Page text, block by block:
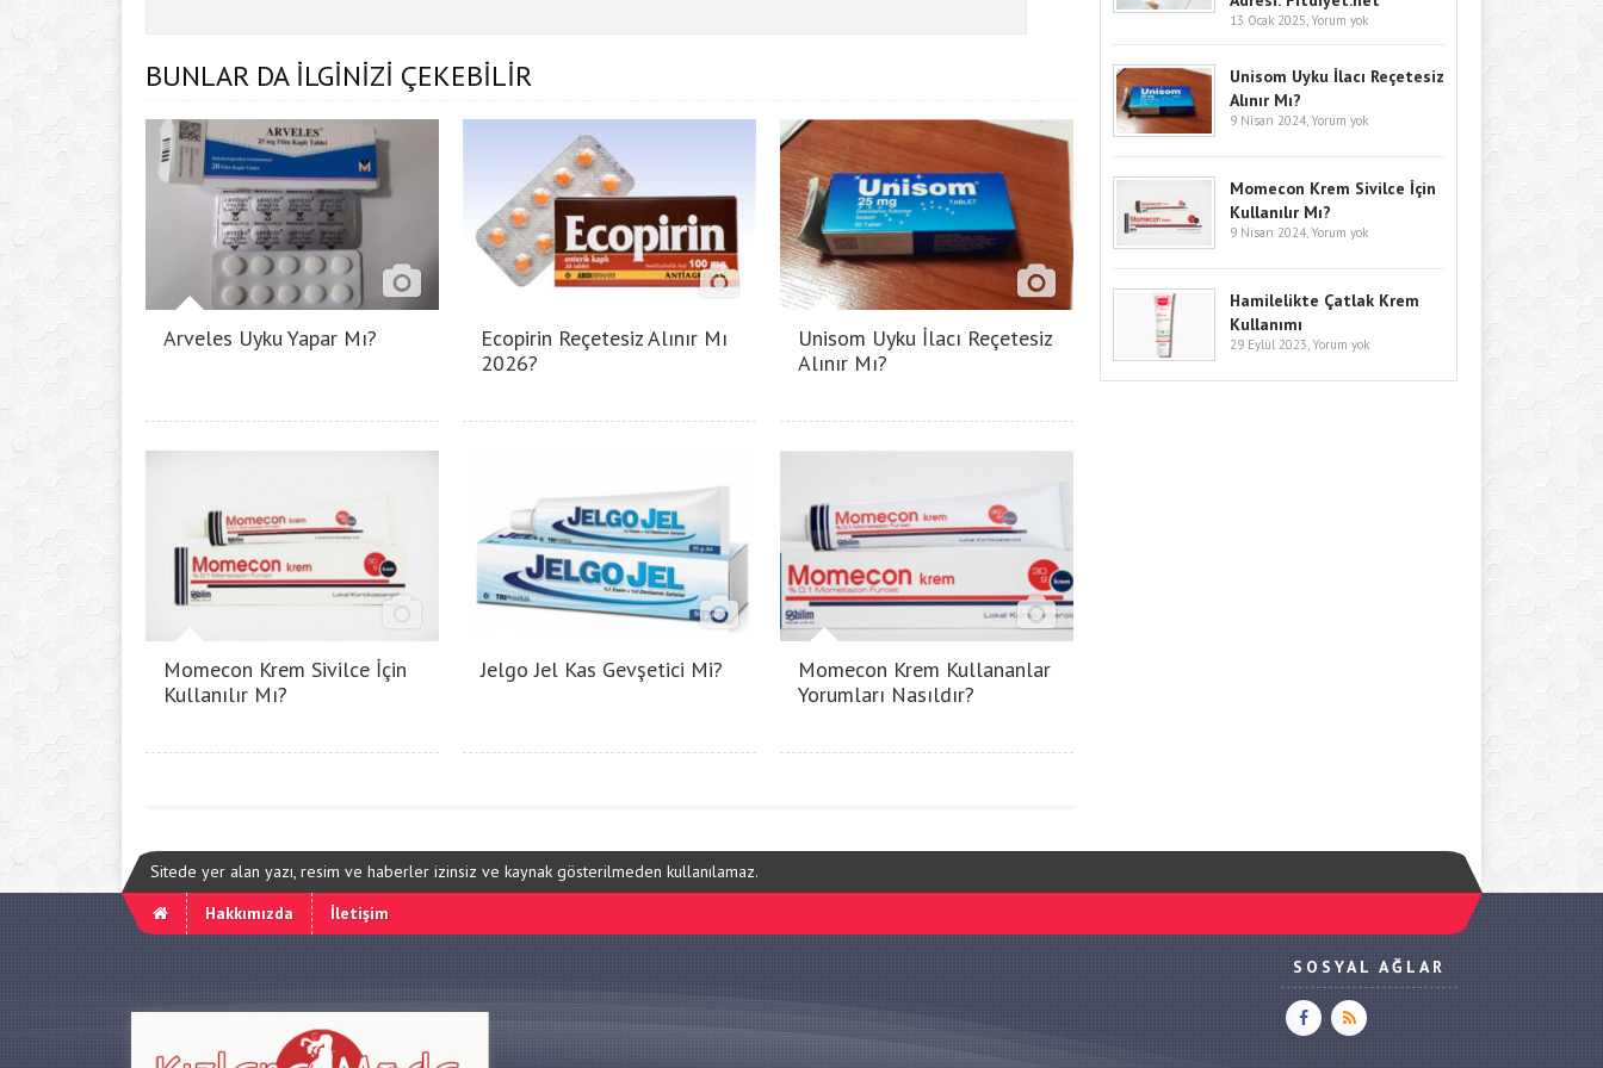
BUNLAR DA İLGİNİZİ ÇEKEBİLİR
Arveles Uyku Yapar Mı?
Ecopirin Reçetesiz Alınır Mı
2026?
Unisom Uyku İlacı Reçetesiz
Alınır Mı?
Momecon Krem Sivilce İçin
Kullanılır Mı?
Jelgo Jel Kas Gevşetici Mi?
Momecon Krem Kullananlar
Yorumları Nasıldır?
13 Ocak 2025, Yorum yok
Unisom Uyku İlacı Reçetesiz
Alınır Mı?
9 Nisan 2024, Yorum yok
Momecon Krem Sivilce İçin
Kullanılır Mı?
9 Nisan 2024, Yorum yok
Hamilelikte Çatlak Krem
Kullanımı
29 Eylül 2023, Yorum yok
Sitede yer alan yazı, resim ve haberler izinsiz ve kaynak gösterilmeden kullanılamaz.
Hakkımızda
İletişim
SOSYAL AĞLAR